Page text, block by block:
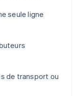
seule ligne
de transport ou